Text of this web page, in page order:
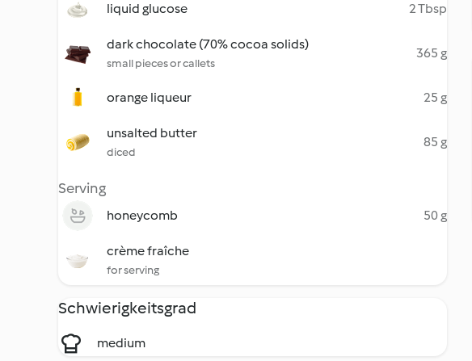
liquid glucose 2 Tbsp
dark chocolate (70% cocoa solids)
small pieces or callets
365 g
orange liqueur 25 g
unsalted butter
diced
85 g
Serving
honeycomb 50 g
crème fraîche
for serving
Schwierigkeitsgrad
medium